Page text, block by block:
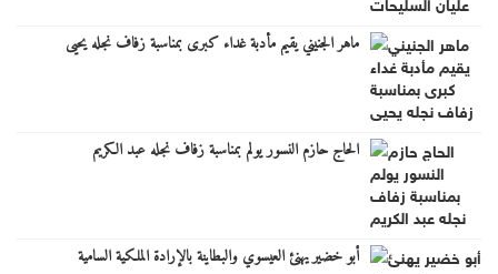
ماهر الجنيني يقيم مأدبة غداء كبرى بمناسبة زفاف نجله يحيى
الحاج حازم النسور يولم بمناسبة زفاف نجله عبد الكريم
أبو خضير يهنئ العيسوي والبطاينة بالإرادة الملكية السامية